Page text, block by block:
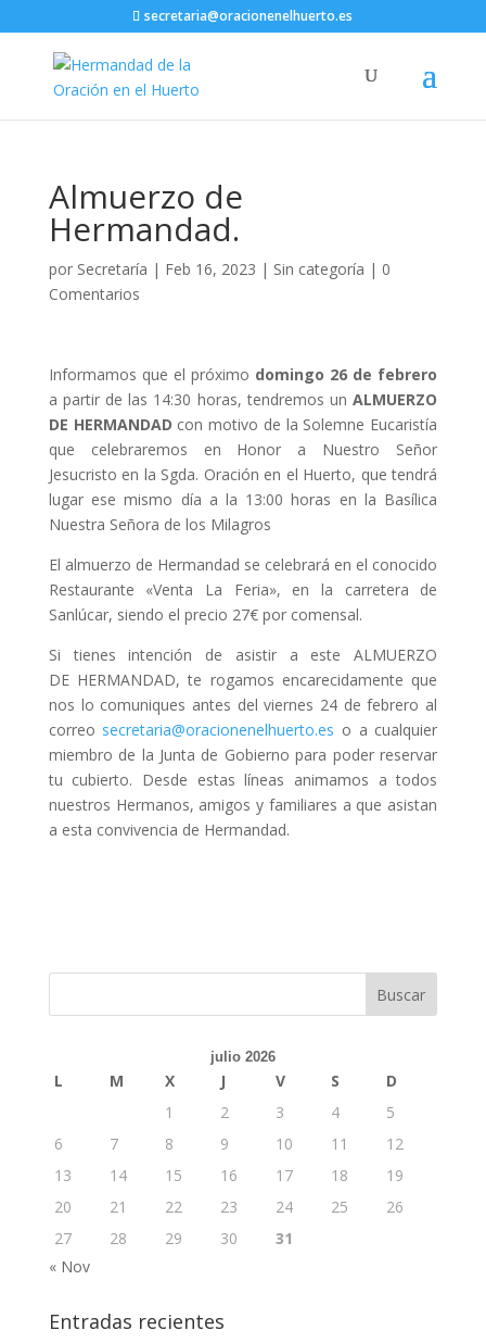
secretaria@oracionenelhuerto.es
Almuerzo de
Hermandad.
por Secretaría | Feb 16, 2023 | Sin categoría | 0
Comentarios
Informamos que el próximo domingo 26 de febrero
a partir de las 14:30 horas, tendremos unALMUERZO
DE HERMANDAD con motivo de la Solemne Eucaristía
que celebraremos en Honor a Nuestro Señor
Jesucristo en la Sgda. Oración en el Huerto, que tendrá
lugar ese mismo día a la 13:00 horas en la Basílica
Nuestra Señora de los Milagros
El almuerzo de Hermandad se celebrará en el conocido
Restaurante «Venta La Feria», en la carretera de
Sanlúcar, siendo el precio 27€ por comensal.
Si tienes intención de asistir a este ALMUERZO
DE HERMANDAD, te rogamos encarecidamente que
nos lo comuniques antes del viernes 24 de febrero al
correo secretaria@oracionenelhuerto.es o a cualquier
miembro de la Junta de Gobierno para poder reservar
tu cubierto. Desde estas líneas animamos a todos
nuestros Hermanos, amigos y familiares a que asistan
a esta convivencia de Hermandad.
julio 2026
L M X J V S
D
1
2 3 4
5
6
7 8 9 10 11
12
13
14 15 16 17 18
19
20
21 22 23 24 25
26
27
28 29 30
31
« Nov
Entradas recientes